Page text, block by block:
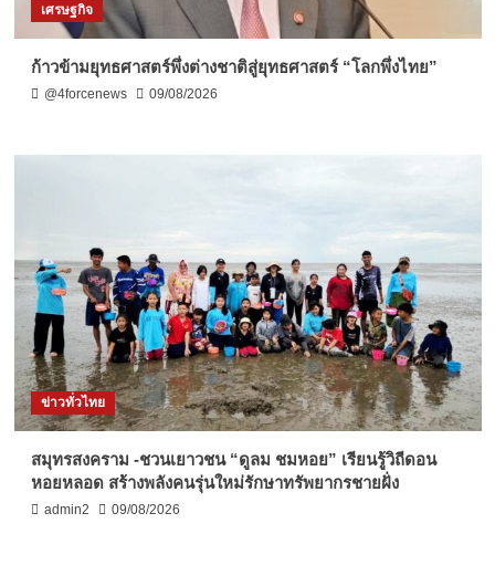
เศรษฐกิจ
ก้าวข้ามยุทธศาสตร์พึ่งต่างชาติสู่ยุทธศาสตร์ “โลกพึ่งไทย”
@4forcenews 09/08/2026
ข่าวทั่วไทย
สมุทรสงคราม -ชวนเยาวชน “ดูลม ชมหอย” เรียนรู้วิถีดอน
หอยหลอด สร้างพลังคนรุ่นใหม่รักษาทรัพยากรชายฝั่ง
admin2 09/08/2026